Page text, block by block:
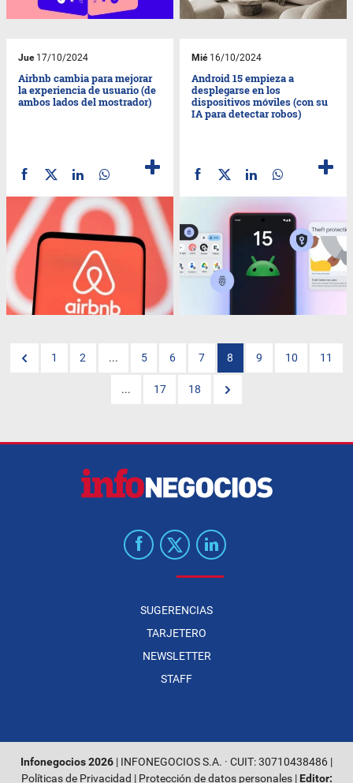
Jue17/10/2024
Airbnb cambia para mejorar
la experiencia de usuario (de
ambos lados del mostrador)
Mié16/10/2024
Android 15 empieza a
desplegarse en los
dispositivos móviles (con su
IA para detectar robos)
1 2 ... 5 6 7 8 9 10 11
... 17 18
SUGERENCIAS
TARJETERO
NEWSLETTER
STAFF
Infonegocios 2026 | INFONEGOCIOS S.A. · CUIT: 30710438486 |
Políticas de Privacidad | Protección de datos personales| Editor: